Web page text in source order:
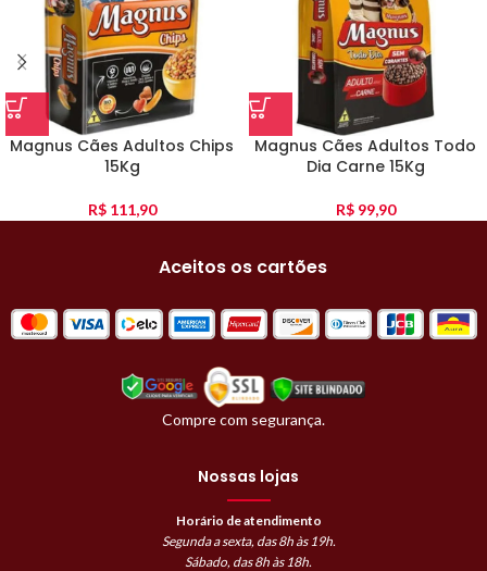
Magnus Cães Adultos Chips
15Kg
R$111,90
Magnus Cães Adultos Todo
Dia Carne 15Kg
R$99,90
Aceitos os cartões
Compre com segurança.
Nossas lojas
Horário de atendimento
Segunda a sexta, das 8h às 19h.
Sábado, das 8h às 18h.